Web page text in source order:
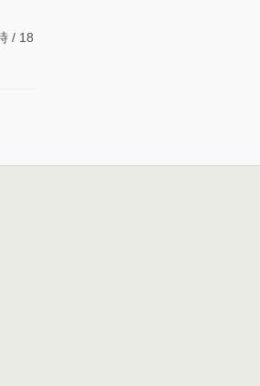
/ 18